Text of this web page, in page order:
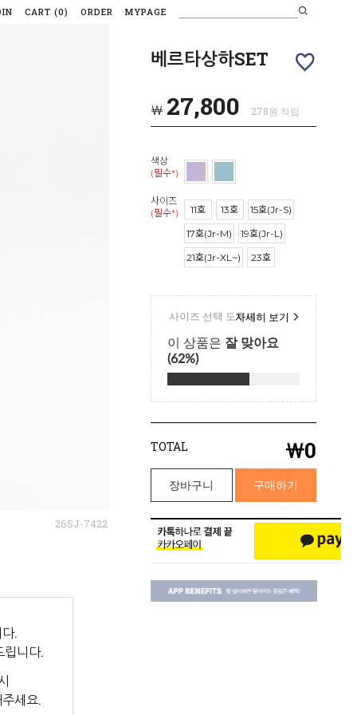
CART (0) ORDER MYPAGE
26SJ-7422
.
립니다.
세요.
베르타상하SET
￦ 27,800 278원 적립
색상
(필수*)
사이즈
(필수*)
11호 13호
15호(Jr-S)
17호(Jr-M)
19호(Jr-L)
21호(Jr-XL~)
23호
TOTAL ￦0
장바구니 구매하기